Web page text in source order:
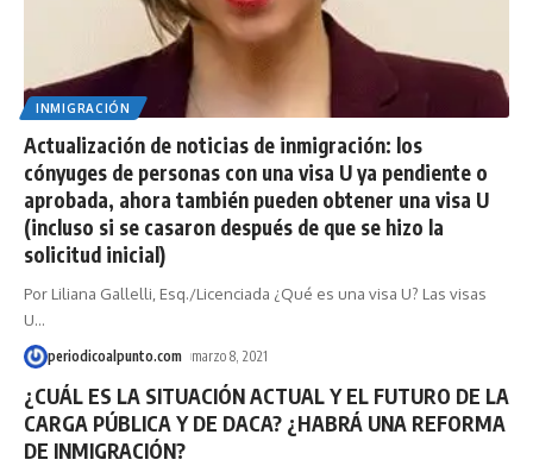
INMIGRACIÓN
Actualización de noticias de inmigración: los
cónyuges de personas con una visa U ya pendiente o
aprobada, ahora también pueden obtener una visa U
(incluso si se casaron ​​después de que se hizo la
solicitud inicial)
Por Liliana Gallelli, Esq./Licenciada ¿Qué es una visa U? Las visas
U…
periodicoalpunto.com marzo 8, 2021
¿CUÁL ES LA SITUACIÓN ACTUAL Y EL FUTURO DE LA
CARGA PÚBLICA Y DE DACA? ¿HABRÁ UNA REFORMA
DE INMIGRACIÓN?